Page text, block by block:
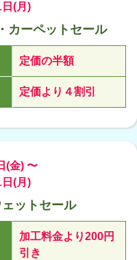
(月)
カーペットセール
定価の半額
定価より４割引
(金) 〜
(月)
ットセール
加工料金より200円
引き